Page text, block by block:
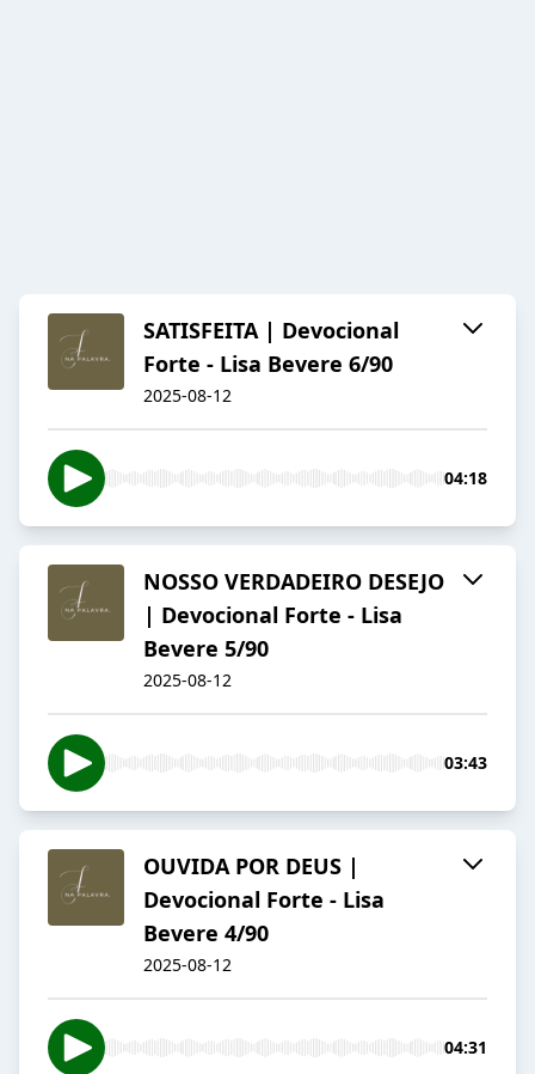
SATISFEITA | Devocional
Forte - Lisa Bevere 6/90
2025-08-12
04:18
NOSSO VERDADEIRO DESEJO
| Devocional Forte - Lisa
Bevere 5/90
2025-08-12
03:43
OUVIDA POR DEUS |
Devocional Forte - Lisa
Bevere 4/90
2025-08-12
04:31